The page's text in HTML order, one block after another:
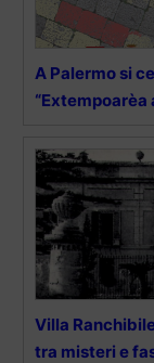
A Palermo si
“Extempoarèa
Villa
tra misteri e